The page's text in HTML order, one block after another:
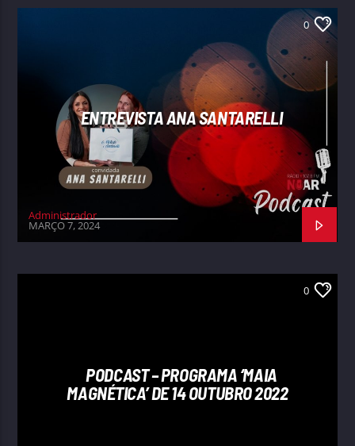
0
ENTREVISTA ANA SANTARELLI
Administrador
MARÇO 7, 2024
0
PODCAST – PROGRAMA ‘MAIA
MAGNÉTICA’ DE 14 OUTUBRO 2022